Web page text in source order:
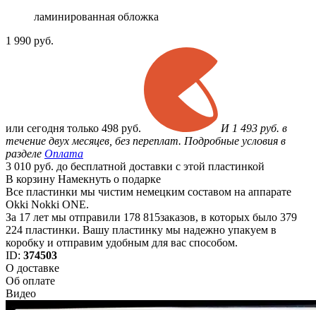
ламинированная обложка
1 990 руб.
или сегодня только 498 руб.
И 1 493 руб. в
течение двух месяцев, без переплат. Подробные условия в
разделе Оплата
3 010 руб. до бесплатной доставки с этой пластинкой
В корзину Намекнуть о подарке
Все пластинки мы чистим немецким составом на аппарате
Okki Nokki ONE.
За 17 лет мы отправили 178 815заказов, в которых было 379
224 пластинки. Вашу пластинку мы надежно упакуем в
коробку и отправим удобным для вас способом.
ID: 374503
О доставке
Об оплате
Видео